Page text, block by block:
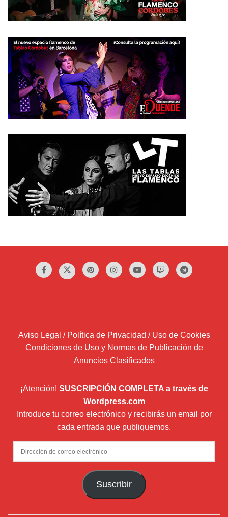
Aviso Legal / Política de Privacidad / Uso de Cookies
Condiciones de Uso y Normas de Publicación de
Anuncios Clasificados
¡Atención! SUSCRIPCIÓN COMPLETA a través de
Wordpress.com
Introduce tu correo electrónico y recibirás un email por
cada entrada que publiquemos.
Dirección
de
Suscribir